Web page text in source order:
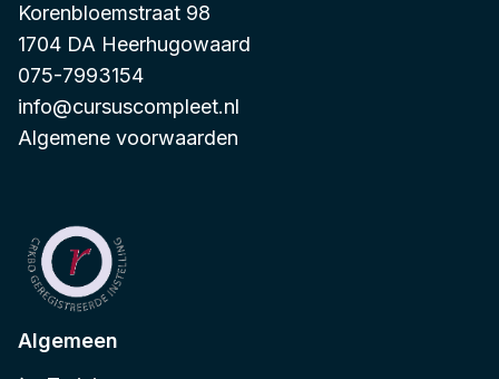
Korenbloemstraat 98
1704 DA Heerhugowaard
075-7993154
info@cursuscompleet.nl
Algemene voorwaarden
Algemeen